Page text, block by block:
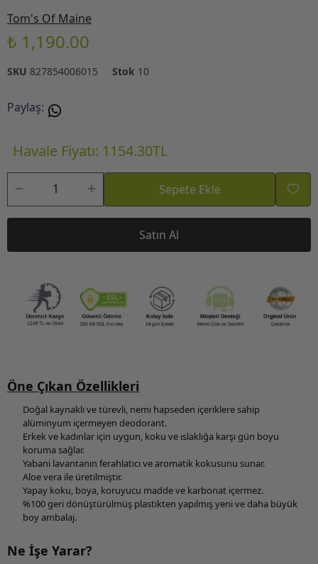
Tom's Of Maine
₺ 1,190.00
SKU 827854006015 Stok 10
Paylaş:
Havale Fiyatı: 1154.30TL
Sepete Ekle
Satın Al
Öne Çıkan Özellikleri
Doğal kaynaklı ve türevli, nemi hapseden içeriklere sahip
alüminyum içermeyen deodorant.
Erkek ve kadınlar için uygun, koku ve ıslaklığa karşı gün boyu
koruma sağlar.
Yabani lavantanın ferahlatıcı ve aromatik kokusunu sunar.
Aloe vera ile üretilmiştir.
Yapay koku, boya, koruyucu madde ve karbonat içermez.
%100 geri dönüştürülmüş plastikten yapılmış yeni ve daha büyük
boy ambalaj.
Ne İşe Yarar?